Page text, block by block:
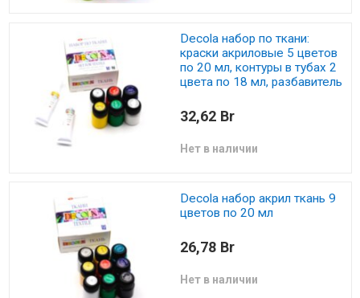
Decola набор по ткани:
краски акриловые 5 цветов
по 20 мл, контуры в тубах 2
цвета по 18 мл, разбавитель
32,62 Br
Нет в наличии
Decola набор акрил ткань 9
цветов по 20 мл
26,78 Br
Нет в наличии